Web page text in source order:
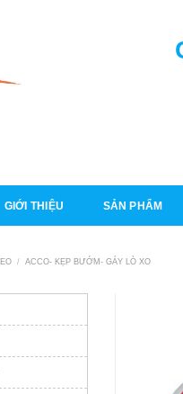
GIỚI THIỆU SẢN PHẨM
/ ACCO- KẸP BƯỚM- GÁY LÒ XO